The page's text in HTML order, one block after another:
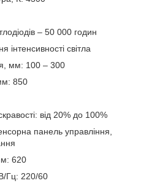
– 50 000 годин
інтенсивності світла
мм: 100 – 300
850
від 20% до 100%
панель управління,
620
Гц: 220/60